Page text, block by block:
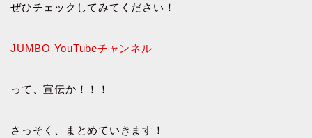
ぜひチェックしてみてください！
JUMBO YouTubeチャンネル
って、宣伝か！！！
さっそく、まとめていきます！